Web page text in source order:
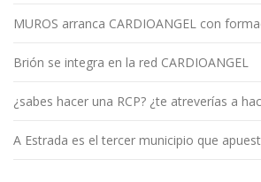
MUROS arranca CARDIOANGEL con
Brión se integra en la red CARDIOANGEL
¿sabes hacer una RCP? ¿te atreverías a
A Estrada es el tercer municipio que